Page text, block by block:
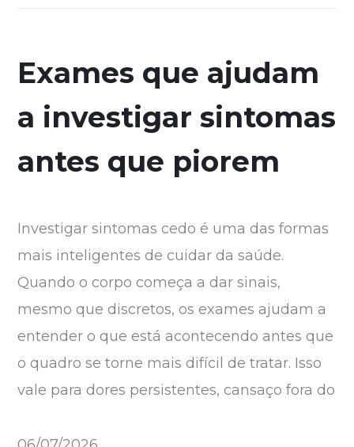
Exames que ajudam
a investigar sintomas
antes que piorem
Investigar sintomas cedo é uma das formas
mais inteligentes de cuidar da saúde.
Quando o corpo começa a dar sinais,
mesmo que discretos, os exames ajudam a
entender o que está acontecendo antes que
o quadro se torne mais difícil de tratar. Isso
vale para dores persistentes, cansaço fora do